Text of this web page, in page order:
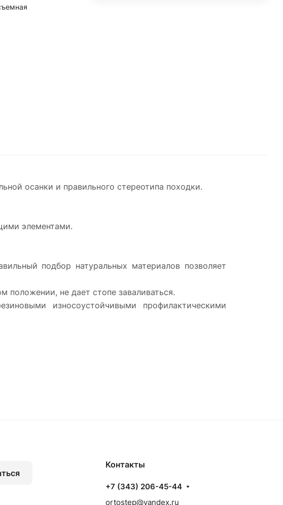
осанки и правильного стереотипа походки.
элементами.
подбор натуральных материалов позволяет
положении, не дает стопе заваливаться.
износоустойчивыми профилактическими
Контакты
+7 (343) 206-45-44
ortostep@yandex.ru